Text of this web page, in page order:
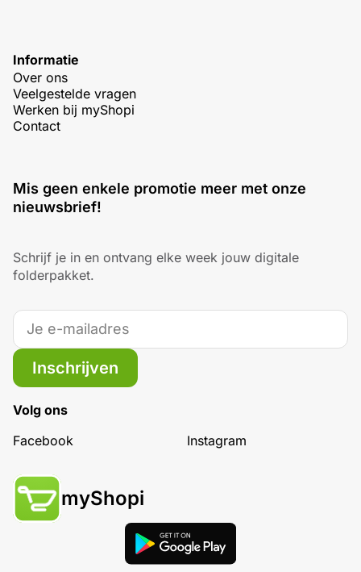
Informatie
Over ons
Veelgestelde vragen
Werken bij myShopi
Contact
Mis geen enkele promotie meer met onze
nieuwsbrief!
Schrijf je in en ontvang elke week jouw digitale
folderpakket.
Inschrijven
Volg ons
Facebook
Instagram
myShopi